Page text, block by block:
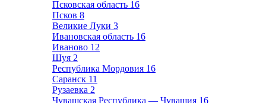
Псковская область 16
Псков 8
Великие Луки 3
Ивановская область 16
Иваново 12
Шуя 2
Республика Мордовия 16
Саранск 11
Рузаевка 2
Чувашская Республика — Чувашия 16